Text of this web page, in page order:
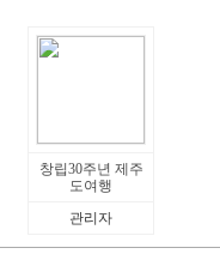
창립30주년 제주
도여행
관리자